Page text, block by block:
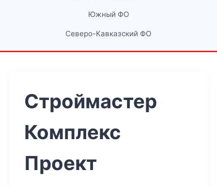
Южный ФО
Северо-Кавказский ФО
Строймастер
Комплекс
Проект